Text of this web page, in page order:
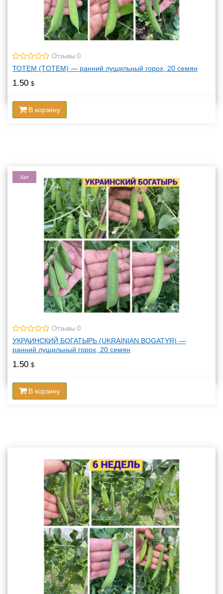
Отзывы 0
ТОТЕМ (TOTEM) — ранний лущильный горох, 20 семян
1.50 $
В корзину
Хит
Отзывы 0
УКРАИНСКИЙ БОГАТЫРЬ (UKRAINIAN BOGATYR) —
ранний лущильный горох, 20 семян
1.50 $
В корзину